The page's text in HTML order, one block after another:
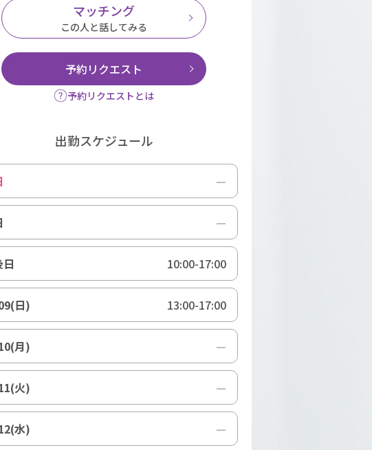
マッチング
この人と話してみる
予約リクエスト
予約リクエストとは
出勤スケジュール
10:00-17:00
日) 13:00-17:00
月)
火)
水)